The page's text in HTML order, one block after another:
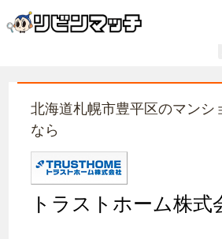
北海道札幌市豊平区のマンシ
なら
トラストホーム株式